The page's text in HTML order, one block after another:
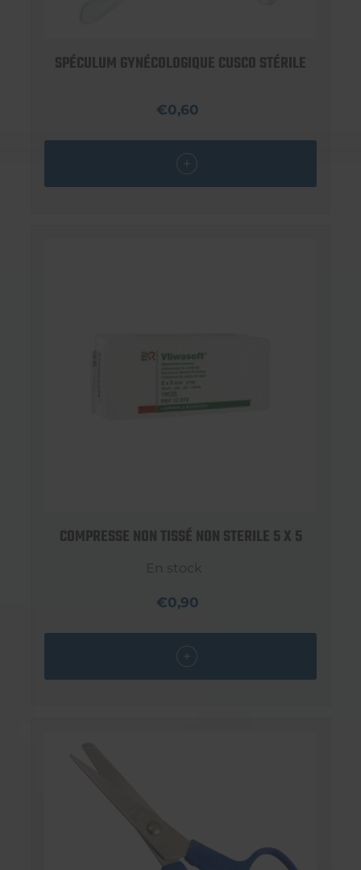
SPÉCULUM GYNÉCOLOGIQUE CUSCO STÉRILE
€0,60
COMPRESSE NON TISSÉ NON STERILE 5 X 5
En stock
€0,90